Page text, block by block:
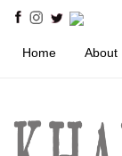
Home About